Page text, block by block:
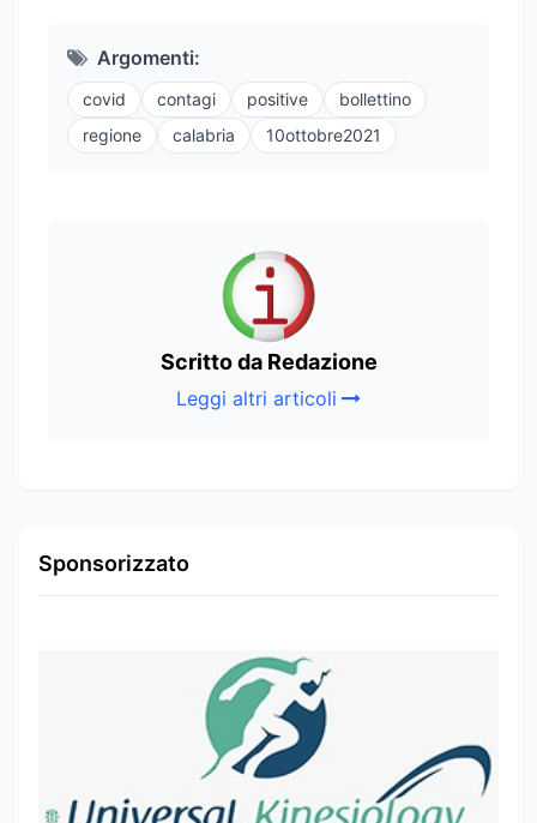
Argomenti:
covid contagi positive
bollettino
regione
calabria 10ottobre2021
Scritto da Redazione
Leggi altri articoli
Sponsorizzato